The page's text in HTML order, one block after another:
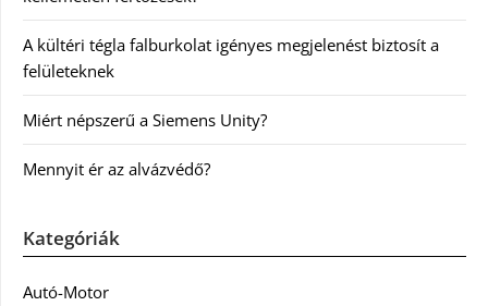
A kültéri tégla falburkolat igényes megjelenést biztosít a
felületeknek
Miért népszerű a Siemens Unity?
Mennyit ér az alvázvédő?
Kategóriák
Autó-Motor